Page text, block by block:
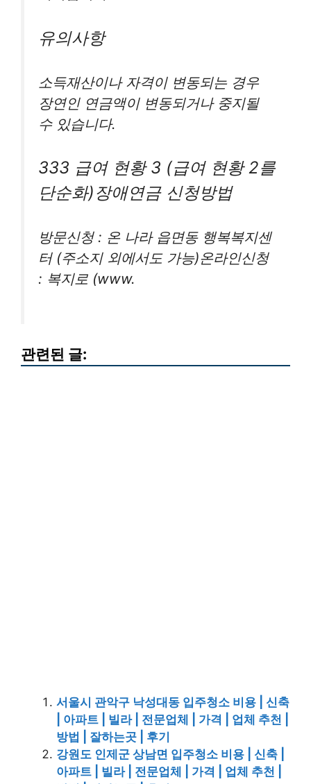
유의사항
소득재산이나 자격이 변동되는 경우
장연인 연금액이 변동되거나 중지될
수 있습니다.
333 급여 현황 3 (급여 현황 2를
단순화)장애연금 신청방법
방문신청 : 온 나라 읍면동 행복복지센
터 (주소지 외에서도 가능)온라인신청
: 복지로 (www.
관련된 글:
서울시 관악구 낙성대동 입주청소 비용 | 신축
| 아파트 | 빌라 | 전문업체 | 가격 | 업체 추천 |
방법 | 잘하는곳 | 후기
강원도 인제군 상남면 입주청소 비용 | 신축 |
아파트 | 빌라 | 전문업체 | 가격 | 업체 추천 |